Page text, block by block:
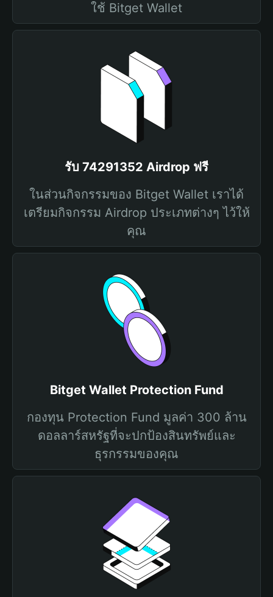
ใช้ Bitget Wallet
รับ 74291352 Airdrop ฟรี
ในส่วนกิจกรรมของ Bitget Wallet เราได้
เตรียมกิจกรรม Airdrop ประเภทต่างๆ ไว้ให้
คุณ
Bitget Wallet Protection Fund
กองทุน Protection Fund มูลค่า 300 ล้าน
ดอลลาร์สหรัฐที่จะปกป้องสินทรัพย์และ
ธุรกรรมของคุณ